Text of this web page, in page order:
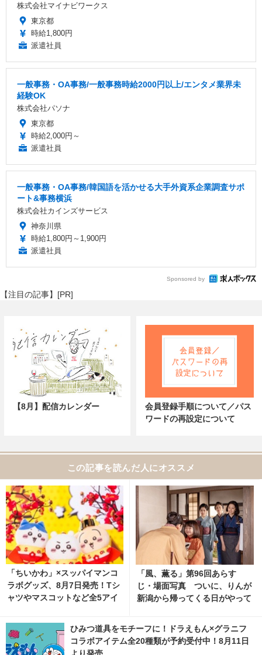
株式会社マイナビワークス
東京都
時給1,800円
派遣社員
一般事務・OA事務/一般事務時給2000円以上/エンタメ業界未
経験OK
株式会社パソナ
東京都
時給2,000円～
派遣社員
一般事務・OA事務/韓国語を活かせる大手外資系企業調査サポ
ート&事務横浜
株式会社カインズサービス
神奈川県
時給1,800円～1,900円
派遣社員
Sponsored by
【注目の記事】[PR]
【8月】配信カレンダー
会員登録手順について／パス
ワードの再設定について
この記事を読んだ人にオススメ
「ちいかわ」×スッパイマンコ
ラボグッズ、8月7日発売！Tシ
ャツやマスコットなど全5アイ
「風、薫る」第96回あらす
じ・場面写真 ついに、りんが
新潟から帰ってくる日がやって
真・画像 | cinemacafe.net
ひみつ道具をモチーフに！ドラえもん×グラニフ
コラボアイテム全20種類が予約受付中！8月11日